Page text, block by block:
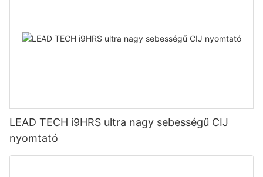
LEAD TECH i9HRS ultra nagy sebességű CIJ
nyomtató